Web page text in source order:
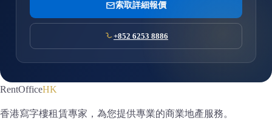
索取詳細報價
+852 6253 8886
RentOfficeHK
香港寫字樓租賃專家，為您提供專業的商業地產服務。